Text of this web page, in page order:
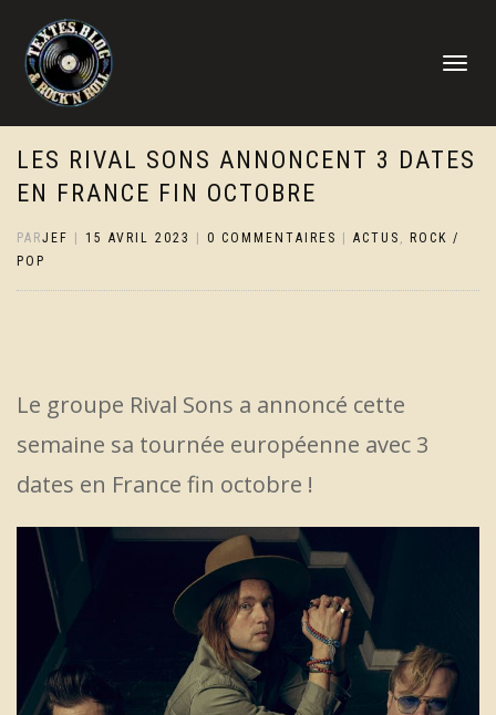
DÉPLIER
LES RIVAL SONS ANNONCENT 3 DATES
EN FRANCE FIN OCTOBRE
PARJEF 15 AVRIL 2023 0 COMMENTAIRES ACTUS ,
ROCK /
POP
Le groupe Rival Sons a annoncé cette
semaine sa tournée européenne avec 3
dates en France fin octobre !